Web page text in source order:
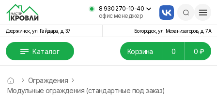
8 930 270-10-40
офис менеджер
Дзержинск, ул. Гайдара, д. 37 Богородск, ул. Механизаторов, д. 7А
Каталог Корзина 0 0 ₽
Ограждения
Модульные ограждения (стандартные под заказ)